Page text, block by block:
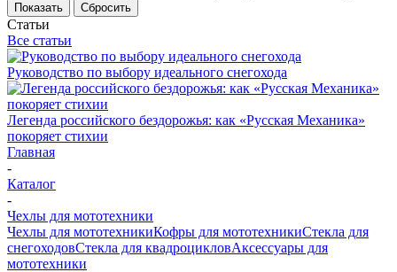
Показать Сбросить
Статьи
Все статьи
Руководство по выбору идеального снегохода
Легенда российского бездорожья: как «Русская Механика»
покоряет стихии
Главная
-
Каталог
-
Чехлы для мототехники
Чехлы для мототехникиКофры для мототехникиСтекла для
снегоходовСтекла для квадроцикловАксессуары для
мототехники